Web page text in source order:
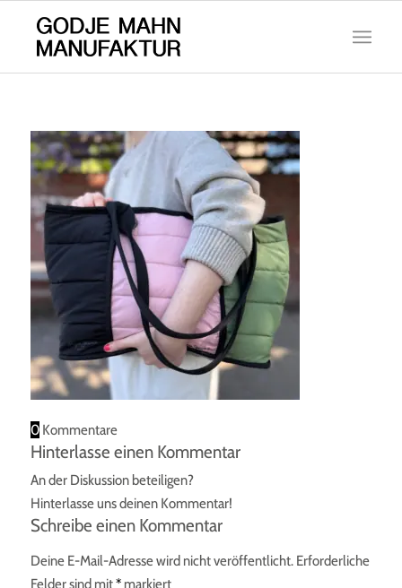
0 Kommentare
Hinterlasse einen Kommentar
An der Diskussion beteiligen?
Hinterlasse uns deinen Kommentar!
Schreibe einen Kommentar
Deine E-Mail-Adresse wird nicht veröffentlicht. Erforderliche
Felder sind mit*markiert